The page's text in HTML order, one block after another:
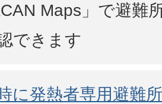
Maps」で避難
できます
に発熱者専用避難